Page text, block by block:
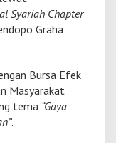
Syariah Chapter
Graha
Bursa Efek
Masyarakat
tema “Gaya
.